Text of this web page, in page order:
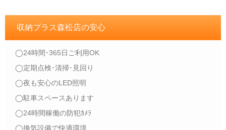
収納プラス森松店の安心
◯24時間･365日ご利用OK
◯定期点検･清掃･見回り
◯夜も安心のLED照明
◯駐車スペースあります
◯24時間稼働の防犯ｶﾒﾗ
◯換気設備で快適環境